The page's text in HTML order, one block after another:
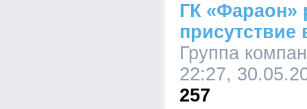
ГК «Фараон»
присутствие
Группа
22:27,
257